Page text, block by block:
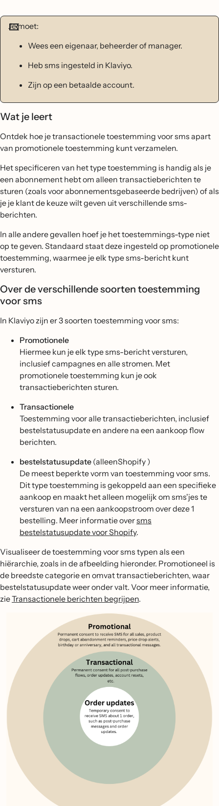
Je moet:
Wees een eigenaar, beheerder of manager.
Heb sms ingesteld in Klaviyo.
Zijn op een betaalde account.
Wat je leert
Ontdek hoe je transactionele toestemming voor sms apart
van promotionele toestemming kunt verzamelen.
Het specificeren van het type toestemming is handig als je
een abonnement hebt om alleen transactieberichten te
sturen (zoals voor abonnementsgebaseerde bedrijven) of als
je je klant de keuze wilt geven uit verschillende sms-
berichten.
In alle andere gevallen hoef je het toestemmings-type niet
op te geven. Standaard staat deze ingesteld op promotionele
toestemming, waarmee je elk type sms-bericht kunt
versturen.
Over de verschillende soorten toestemming
voor sms
In Klaviyo zijn er 3 soorten toestemming voor sms:
Promotionele
Hiermee kun je elk type sms-bericht versturen,
inclusief campagnes en alle stromen. Met
promotionele toestemming kun je ook
transactieberichten sturen.
Transactionele
Toestemming voor alle transactieberichten, inclusief
bestelstatusupdate en andere na een aankoop flow
berichten.
bestelstatusupdate (alleenShopify )
De meest beperkte vorm van toestemming voor sms.
Dit type toestemming is gekoppeld aan een specifieke
aankoop en maakt het alleen mogelijk om sms'jes te
versturen van na een aankoopstroom over deze 1
bestelling. Meer informatie oversms
bestelstatusupdate voor Shopify.
Visualiseer de toestemming voor sms typen als een
hiërarchie, zoals in de afbeelding hieronder. Promotioneel is
de breedste categorie en omvat transactieberichten, waar
bestelstatusupdate weer onder valt. Voor meer informatie,
zieTransactionele berichten begrijpen.